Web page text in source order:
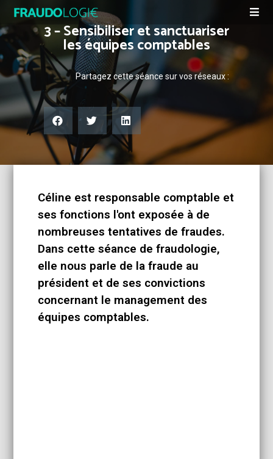
3 – Sensibiliser et sanctuariser
les équipes comptables
Partagez cette séance sur vos réseaux :
Céline est responsable comptable et
ses fonctions l'ont exposée à de
nombreuses tentatives de fraudes.
Dans cette séance de fraudologie,
elle nous parle de la fraude au
président et de ses convictions
concernant le management des
équipes comptables.